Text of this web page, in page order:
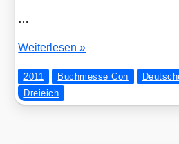
…
Deut­
Phan­
tas­
Wei­ter­le­sen »
2011 Buchmesse Con
Dreieich